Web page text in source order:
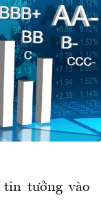
tưởng vào